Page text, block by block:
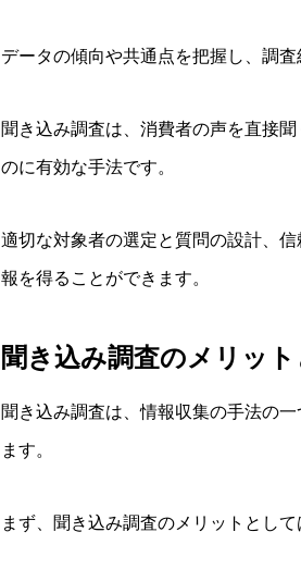
データの傾向や共通点を把握し、調
聞き込み調査は、消費者の声を直接
のに有効な手法です。
適切な対象者の選定と質問の設計、
報を得ることができます。
聞き込み調査のメリッ
聞き込み調査は、情報収集の手法の
ます。
まず、聞き込み調査のメリットとし